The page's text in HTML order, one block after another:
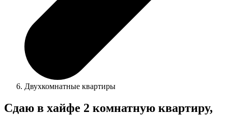
Двухкомнатные квартиры
Сдаю в хайфе 2 комнатную квартиру,